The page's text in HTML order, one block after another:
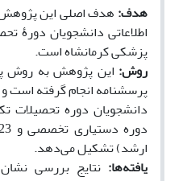
هدف: هدف اصلی این
اطلاعاتی دانشجویان دورۀ
پزشکی کرمانشاه است.
روش: این پژوهش به روش
ارشد) تشکیل می‌دهد.
یافته‌ها: نتایج بررسی